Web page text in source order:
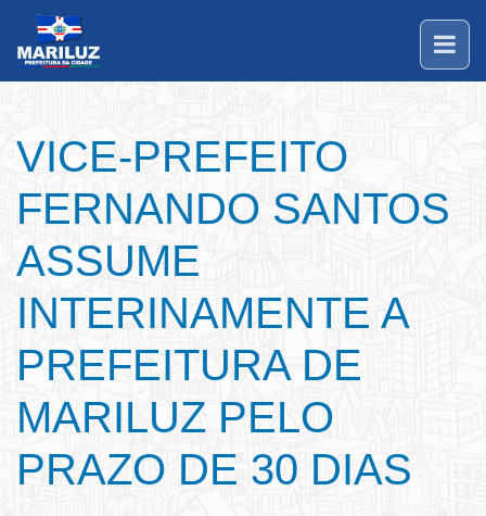
VICE-PREFEITO
FERNANDO SANTOS
ASSUME
INTERINAMENTE A
PREFEITURA DE
MARILUZ PELO
PRAZO DE 30 DIAS